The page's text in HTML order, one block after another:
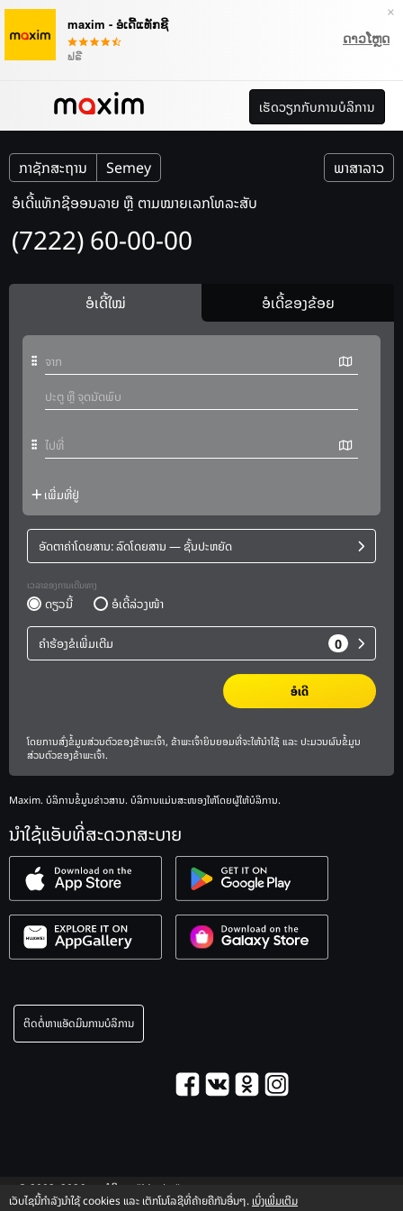
×
maxim - ອໍເດີ້ແທັກຊີ
ຟຣີ
ດາວໂຫຼດ
ເຮັດວຽກກັບການບໍລິການ
ກາຊັກສະຖານ Semey
ພາສາລາວ
ອໍເດີ້ແທັກຊີອອນລາຍ ຫຼື ຕາມໝາຍເລກໂທລະສັບ
(7222) 60-00-00
Maxim. ບໍລິການຂໍ້ມູນຂ່າວສານ. ບໍລິການແມ່ນສະໜອງໃຫ້ໂດຍຜູ້ໃຫ້ບໍລິການ.
ນຳໃຊ້ແອັບທີ່ສະດວກສະບາຍ
ຕິດຕໍ່ຫາແອັດມິນການບໍລິການ
© 2003–2026 ການບໍລິການ "Maxim".
ເວັບໄຊນີ້ກຳລັງນຳໃຊ້ cookies ແລະ ເຕັກໂນໂລຊີທີ່ຄ້າຍຄືກັນອື່ນໆ.ເບິ່ງເພີ່ມເຕີມ